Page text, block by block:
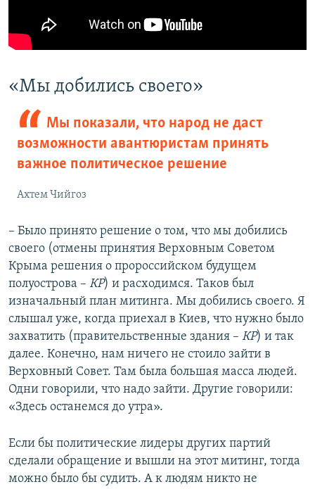
«Мы добились своего»
Мы показали, что народ не даст
возможности авантюристам принять
важное политическое решение
Ахтем Чийгоз
– Было принято решение о том, что мы добились
своего (отмены принятия Верховным Советом
Крыма решения о пророссийском будущем
полуострова – КР) и расходимся. Таков был
изначальный план митинга. Мы добились своего. Я
слышал уже, когда приехал в Киев, что нужно было
захватить (правительственные здания – КР) и так
далее. Конечно, нам ничего не стоило зайти в
Верховный Совет. Там была большая масса людей.
Одни говорили, что надо зайти. Другие говорили:
«Здесь останемся до утра».
Если бы политические лидеры других партий
сделали обращение и вышли на этот митинг, тогда
можно было бы судить. А к людям никто не